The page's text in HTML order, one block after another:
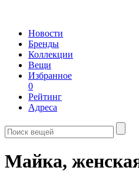
Новости
Бренды
Коллекции
Вещи
Избранное
0
Рейтинг
Адреса
Майка,